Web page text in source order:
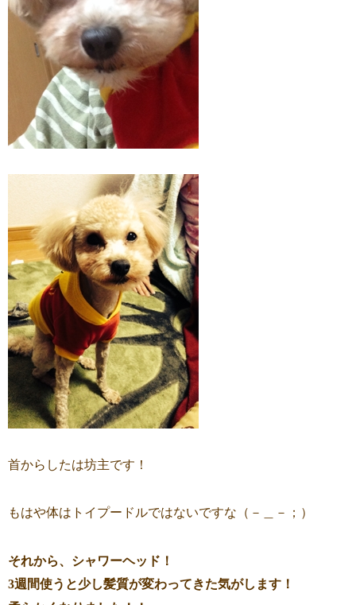
首からしたは坊主です！
もはや体はトイプードルではないですな（－＿－；）
それから、シャワーヘッド！
3週間使うと少し髪質が変わってきた気がします！